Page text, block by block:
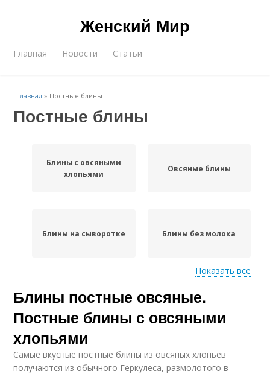
Женский Мир
Главная Новости Статьи
Главная » Постные блины
Постные блины
Блины с овсяными
хлопьями
Овсяные блины
Блины на сыворотке Блины без молока
Блины на овсяном
молоке
Постные запеканки
Постная запеканка Постные блюда
Показать все
Блины постные овсяные.
Постные блины с овсяными
хлопьями
Самые вкусные постные блины из овсяных хлопьев
получаются из обычного Геркулеса, размолотого в